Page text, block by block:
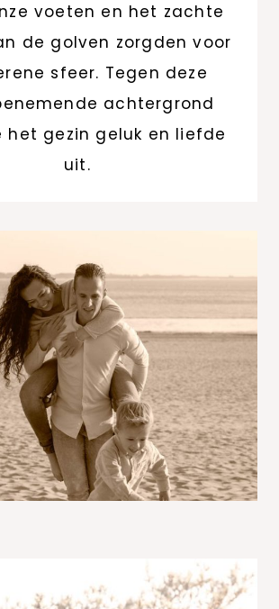
voeten en het zachte
de golven zorgden voor
sfeer. Tegen deze
achtergrond
het gezin geluk en liefde
uit.